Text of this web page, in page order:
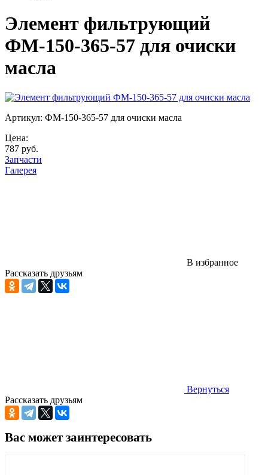
Элемент фильтрующий
ФМ-150-365-57 для очиски
масла
Артикул: ФМ-150-365-57 для очиски масла
Цена:
787 руб.
Запчасти
Галерея
В избранное
Рассказать друзьям
Вернуться
Рассказать друзьям
Вас может заинтересовать